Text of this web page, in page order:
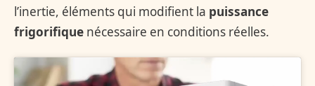
l’inertie, éléments qui modifient la puissance
frigorifique nécessaire en conditions réelles.